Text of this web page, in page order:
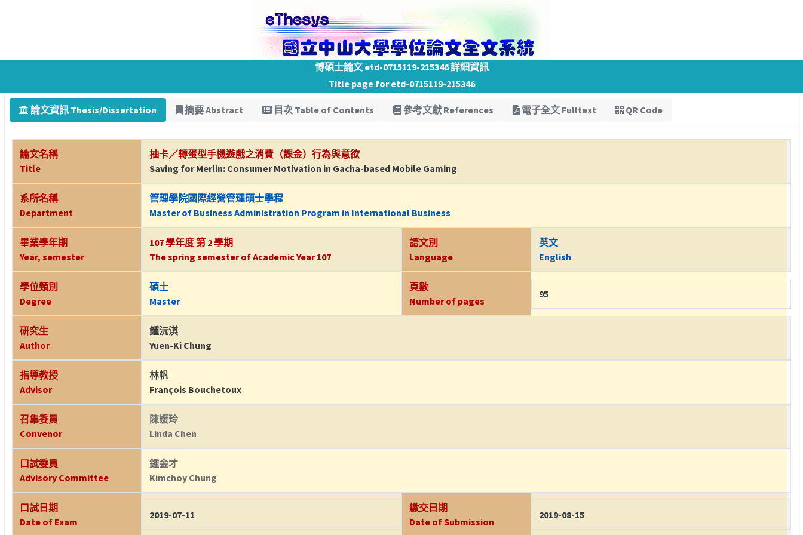
博碩士論文 etd-0715119-215346 詳細資訊
Title page for etd-0715119-215346
論文資訊 Thesis/Dissertation 摘要 Abstract 目次 Table of Contents 參考文獻 References 電子全文 Fulltext QR Code
論文名稱
Title
抽卡／轉蛋型手機遊戲之消費（課金）行為與意欲
Saving for Merlin: Consumer Motivation in Gacha-based Mobile Gaming
系所名稱
Department
管理學院國際經營管理碩士學程
Master of Business Administration Program in International Business
畢業學年期
Year, semester
107 學年度 第 2 學期
The spring semester of Academic Year 107
語文別
Language
英文
English
學位類別
Degree
碩士
Master
頁數
Number of pages
95
研究生
Author
鍾沅淇
Yuen-Ki Chung
指導教授
Advisor
林帆
François Bouchetoux
召集委員
Convenor
陳媛玲
Linda Chen
口試委員
Advisory Committee
鍾金才
Kimchoy Chung
口試日期
Date of Exam
2019-07-11
繳交日期
Date of Submission
2019-08-15